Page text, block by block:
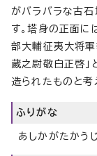
がバラバラな古
す。塔身の正面に
部大輔征夷大将
蔵之尉敬白正啓」
造られたものと考
ふりがな
あしかがたかう